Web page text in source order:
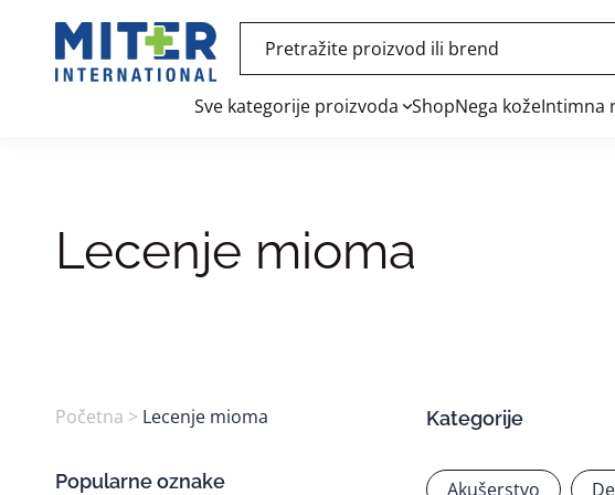
Lecenje mioma
Početna > Lecenje mioma
Popularne oznake
Kategorije
Akušerstvo